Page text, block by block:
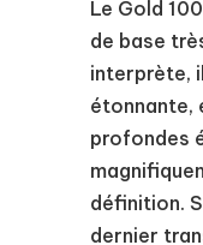
Le Gold
de base
interprète,
étonnante,
profondes
définition.
dernier